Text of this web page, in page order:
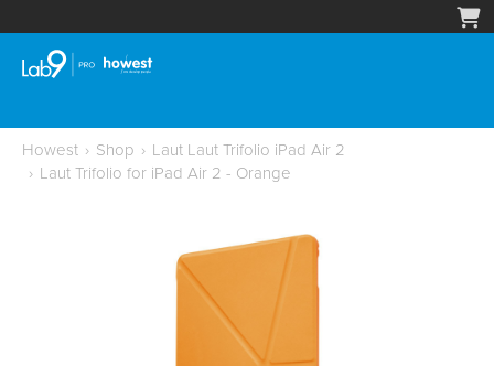
Howest › Shop › Laut Laut Trifolio iPad Air 2
› Laut Trifolio for iPad Air 2 - Orange